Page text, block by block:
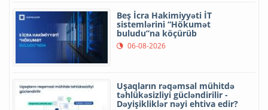
Beş İcra Hakimiyyəti İT
sistemlərini “Hökumət
buludu”na köçürüb
06-08-2026
Uşaqların rəqəmsal mühitdə
təhlükəsizliyi gücləndirilir -
Dəyişikliklər nəyi ehtiva edir?